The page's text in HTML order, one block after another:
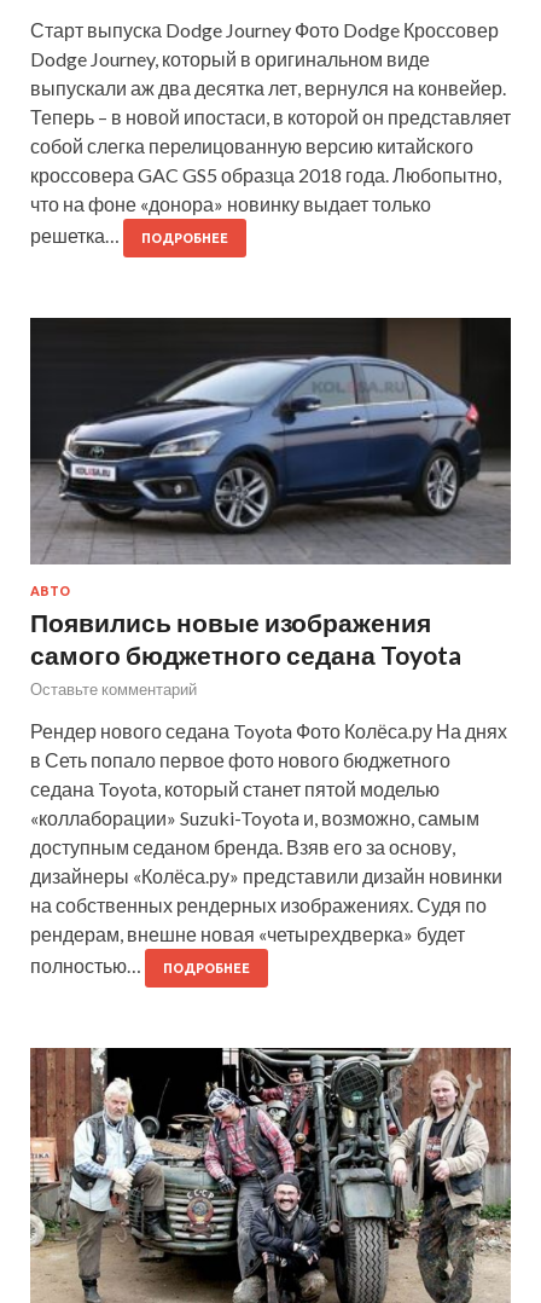
Старт выпуска Dodge Journey Фото Dodge Кроссовер
Dodge Journey, который в оригинальном виде
выпускали аж два десятка лет, вернулся на конвейер.
Теперь – в новой ипостаси, в которой он представляет
собой слегка перелицованную версию китайского
кроссовера GAC GS5 образца 2018 года. Любопытно,
что на фоне «донора» новинку выдает только
решетка…
ПОДРОБНЕЕ
АВТО
Появились новые изображения
самого бюджетного седана Toyota
Оставьте комментарий
Рендер нового седана Toyota Фото Колёса.ру На днях
в Сеть попало первое фото нового бюджетного
седана Toyota, который станет пятой моделью
«коллаборации» Suzuki-Toyota и, возможно, самым
доступным седаном бренда. Взяв его за основу,
дизайнеры «Колёса.ру» представили дизайн новинки
на собственных рендерных изображениях. Судя по
рендерам, внешне новая «четырехдверка» будет
полностью…
ПОДРОБНЕЕ